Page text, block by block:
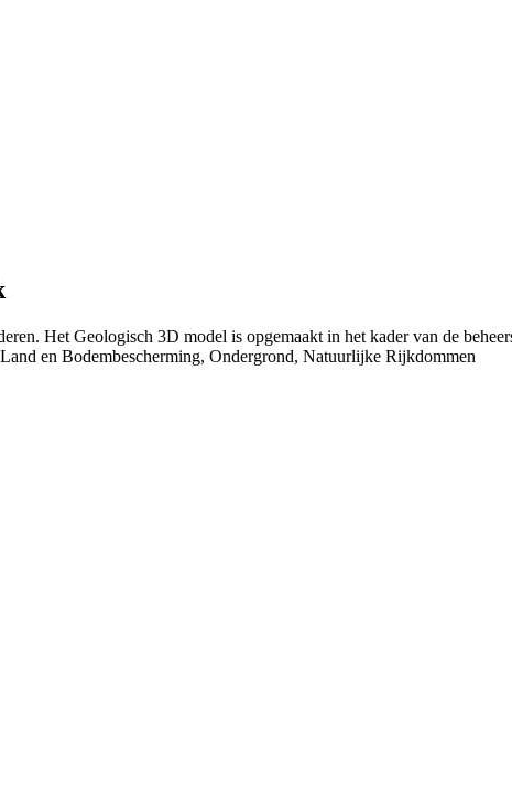
Het Geologisch 3D model is opgemaakt in het kader van de
en Bodembescherming, Ondergrond, Natuurlijke Rijkdommen